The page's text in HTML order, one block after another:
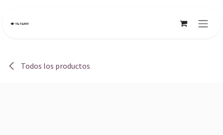
Todos los productos